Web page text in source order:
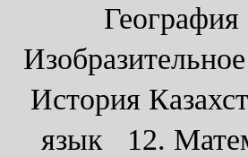
История
язык 12.